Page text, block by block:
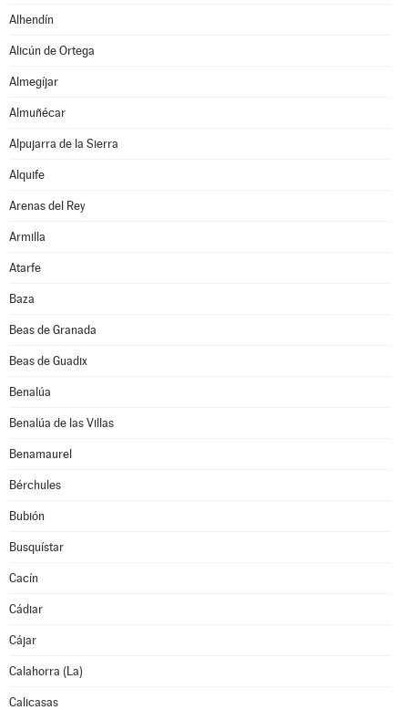
Alhendín
Alicún de Ortega
Almegíjar
Almuñécar
Alpujarra de la Sierra
Alquife
Arenas del Rey
Armilla
Atarfe
Baza
Beas de Granada
Beas de Guadix
Benalúa
Benalúa de las Villas
Benamaurel
Bérchules
Bubión
Busquístar
Cacín
Cádiar
Cájar
Calahorra (La)
Calicasas